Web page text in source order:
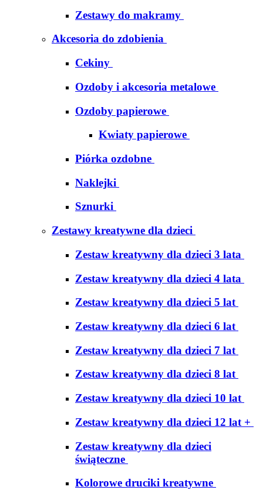
Zestawy do makramy
Akcesoria do zdobienia
Cekiny
Ozdoby i akcesoria metalowe
Ozdoby papierowe
Kwiaty papierowe
Piórka ozdobne
Naklejki
Sznurki
Zestawy kreatywne dla dzieci
Zestaw kreatywny dla dzieci 3 lata
Zestaw kreatywny dla dzieci 4 lata
Zestaw kreatywny dla dzieci 5 lat
Zestaw kreatywny dla dzieci 6 lat
Zestaw kreatywny dla dzieci 7 lat
Zestaw kreatywny dla dzieci 8 lat
Zestaw kreatywny dla dzieci 10 lat
Zestaw kreatywny dla dzieci 12 lat +
Zestaw kreatywny dla dzieci
świąteczne
Kolorowe druciki kreatywne